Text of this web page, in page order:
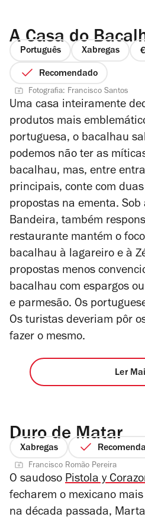
A Casa do
Português Xabregas
Recomendado
Fotografia: Francisco Santos
Uma casa inteiramente
produtos mais
portuguesa, o bacalhau
podemos não ter as
bacalhau, mas, entre
principais, conte com
propostas na ementa.
Bandeira, também
restaurante mantém o
bacalhau à lagareiro e à
propostas menos
bacalhau com espargos
e parmesão. Os
Os turistas deveriam pôr
fazer o mesmo.
Ler
Duro de Matar
Xabregas
Francisco Romão Pereira
O saudoso Pistola y
fecharem o mexicano
na década passada,